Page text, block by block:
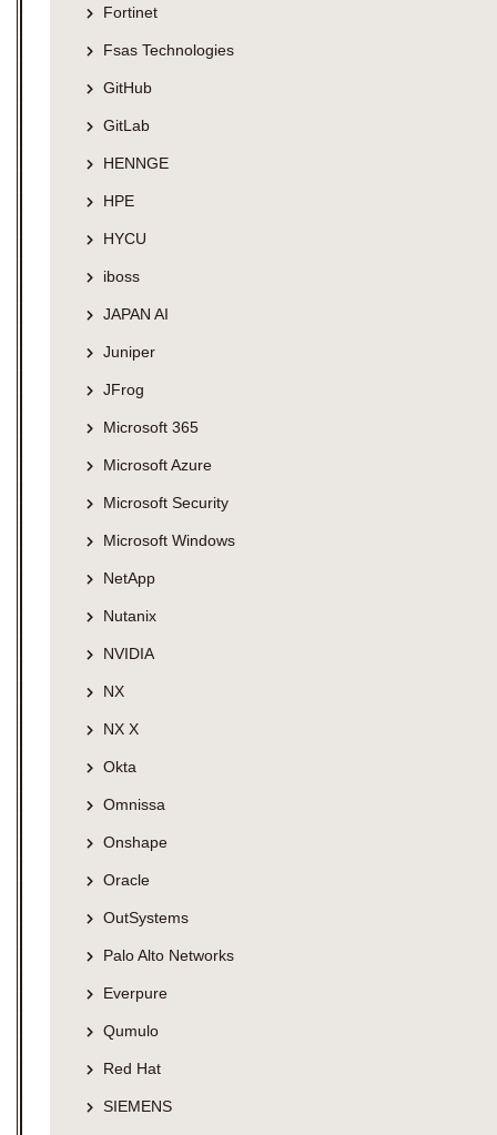
Fortinet
Fsas Technologies
GitHub
GitLab
HENNGE
HPE
HYCU
iboss
JAPAN AI
Juniper
JFrog
Microsoft 365
Microsoft Azure
Microsoft Security
Microsoft Windows
NetApp
Nutanix
NVIDIA
NX
NX X
Okta
Omnissa
Onshape
Oracle
OutSystems
Palo Alto Networks
Everpure
Qumulo
Red Hat
SIEMENS